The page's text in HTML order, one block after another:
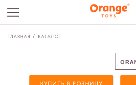
ГЛАВНАЯ КАТАЛОГ
КУПИТЬ В РОЗНИЦУ